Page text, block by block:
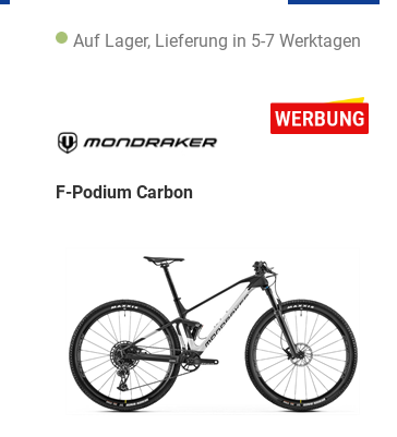
Auf Lager, Lieferung in 5-7 Werktagen
F-Podium Carbon